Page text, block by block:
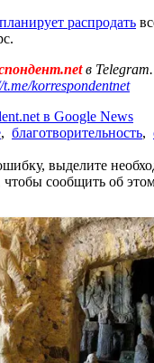
планирует распродать
в
korrespondentnet
в Google News
, благотворительность,
выделите
сообщить об